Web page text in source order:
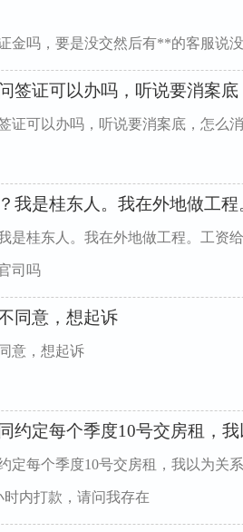
金吗，要是没交然后有**的客服说
签证可以办吗，听说要消案
证可以办吗，听说要消案底，怎么
我是桂东人。我在外地做工
是桂东人。我在外地做工程。工资
司吗
同意，想起诉
意，想起诉
约定每个季度10号交房租，
定每个季度10号交房租，我以为关
内打款，请问我存在